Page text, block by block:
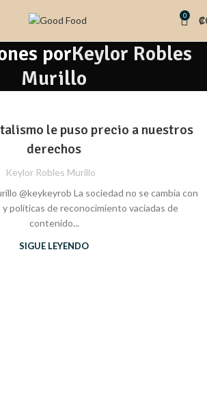
0 ₡
porKeylor Robles
Murillo
le puso precio a nuestros
derechos
Keylor Robles Murillo
@keykeyrob La sociedad no se cambia con
políticas de reconocimiento vaciadas de
contenido...
SIGUE LEYENDO